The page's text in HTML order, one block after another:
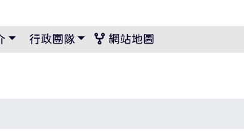
定 行政團隊 網站地圖